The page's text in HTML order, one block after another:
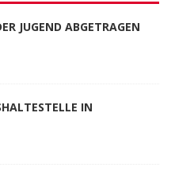
JUGEND ABGETRAGEN
IN